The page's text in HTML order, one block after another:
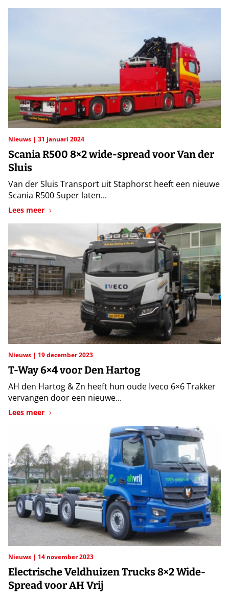
Nieuws 31 januari 2024
Scania R500 8×2 wide-spread voor Van der
Sluis
Van der Sluis Transport uit Staphorst heeft een nieuwe
Scania R500 Super laten...
Lees meer
Nieuws 19 december 2023
T-Way 6×4 voor Den Hartog
AH den Hartog & Zn heeft hun oude Iveco 6×6 Trakker
vervangen door een nieuwe...
Lees meer
Nieuws 14 november 2023
Electrische Veldhuizen Trucks 8×2 Wide-
Spread voor AH Vrij